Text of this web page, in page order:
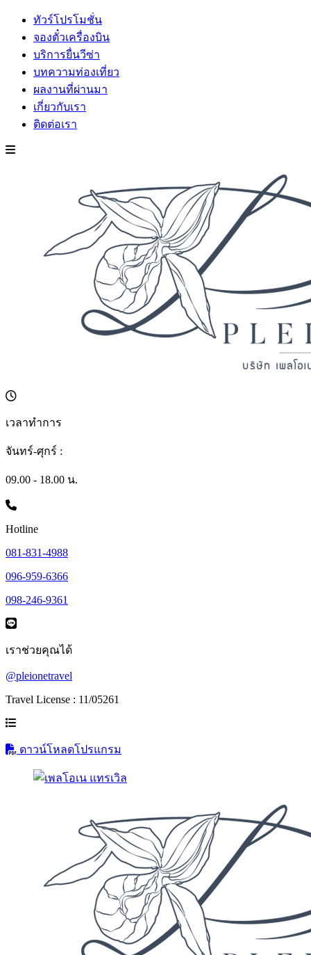
ทัวร์โปรโมชั่น
จองตั๋วเครื่องบิน
บริการยื่นวีซ่า
บทความท่องเที่ยว
ผลงานที่ผ่านมา
เกี่ยวกับเรา
ติดต่อเรา
เวลาทำการ
จันทร์-ศุกร์ :
09.00 - 18.00 น.
Hotline
081-831-4988
096-959-6366
098-246-9361
เราช่วยคุณได้
@pleionetravel
Travel License : 11/05261
ดาวน์โหลดโปรแกรม